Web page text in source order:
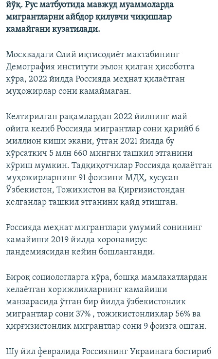
йўқ. Рус матбуотида мавжуд муаммоларда
мигрантларни айбдор қилувчи чиқишлар
камайгани кузатилади.
Москвадаги Олий иқтисодиёт мактабининг
Демография институти эълон қилган ҳисоботга
кўра, 2022 йилда Россияда меҳнат қилаётган
муҳожирлар сони камаймаган.
Келтирилган рақамлардан 2022 йилнинг май
ойига келиб Россияда мигрантлар сони қарийб 6
миллион киши экани, ўтган 2021 йилда бу
кўрсаткич 5 млн 660 мингни ташкил этганини
кўриш мумкин. Тадқиқотчилар Россияда қолаётган
муҳожирларнинг 91 фоизини МДҲ, хусусан
Ўзбекистон, Тожикистон ва Қирғизистондан
келганлар ташкил этганини қайд этишган.
Россияда меҳнат мигрантлари умумий сонининг
камайиши 2019 йилда коронавирус
пандемиясидан кейин бошланганди.
Бироқ социологларга кўра, бошқа мамлакатлардан
келаётган хорижликларнинг камайиши
манзарасида ўтган бир йилда ўзбекистонлик
мигрантлар сони 37% , тожикистонликлар 56% ва
қирғизистонлик мигрантлар сони 9 фоизга ошган.
Шу йил февралида Россиянинг Украинага бостириб